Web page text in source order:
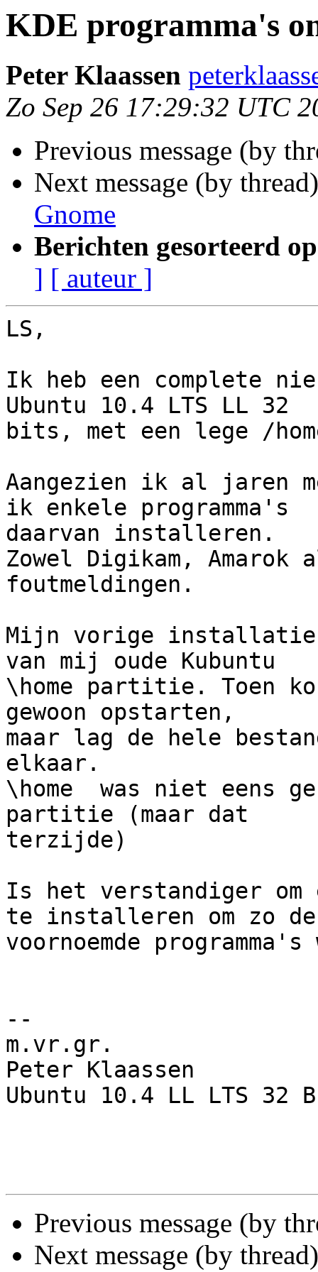
KDE programma's
Peter Klaassen
Zo Sep 26 17:29:32 UTC
Previous message (by
Next message (by
Gnome
Berichten gesorteerd
] [ auteur ]
LS,
Ik heb een complete
Ubuntu 10.4 LTS LL 32
bits, met een lege /
Aangezien ik al jaren
ik enkele programma's
daarvan installeren.
Zowel Digikam, Amarok
foutmeldingen.
Mijn vorige installatie
van mij oude Kubuntu
\home partitie. Toen
gewoon opstarten,
maar lag de hele
elkaar.
\home  was niet eens
partitie (maar dat
terzijde)
Is het verstandiger om
te installeren om zo de
voornoemde
--
m.vr.gr.
Peter Klaassen
Ubuntu 10.4 LL LTS 32
Previous message (by
Next message (by